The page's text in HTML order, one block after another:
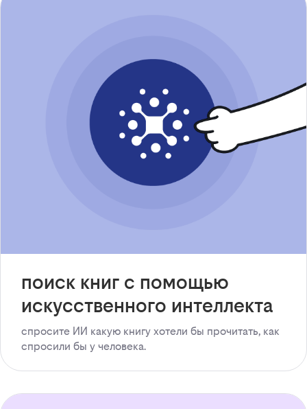
поиск книг с помощью
искусственного интеллекта
спросите ИИ какую книгу хотели бы прочитать, как
спросили бы у человека.